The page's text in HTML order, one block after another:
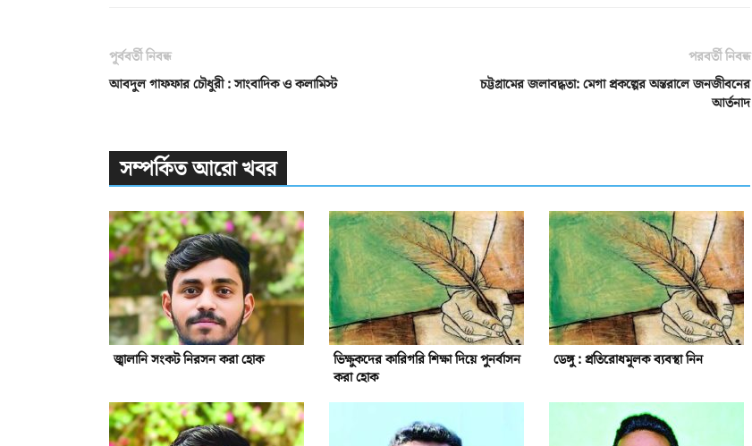
পূর্ববর্তী নিবন্ধ
আবদুল গাফফার চৌধুরী : সাংবাদিক ও কলামিস্ট
পরবর্তী নিবন্ধ
চট্টগ্রামের জলাবদ্ধতা: মেগা প্রকল্পের অন্তরালে জনজীবনের
আর্তনাদ
সম্পর্কিত আরো খবর
জ্বালানি সংকট নিরসন করা হোক
ভিক্ষুকদের কারিগরি শিক্ষা দিয়ে পুনর্বাসন
করা হোক
ডেঙ্গু : প্রতিরোধমূলক ব্যবস্থা নিন